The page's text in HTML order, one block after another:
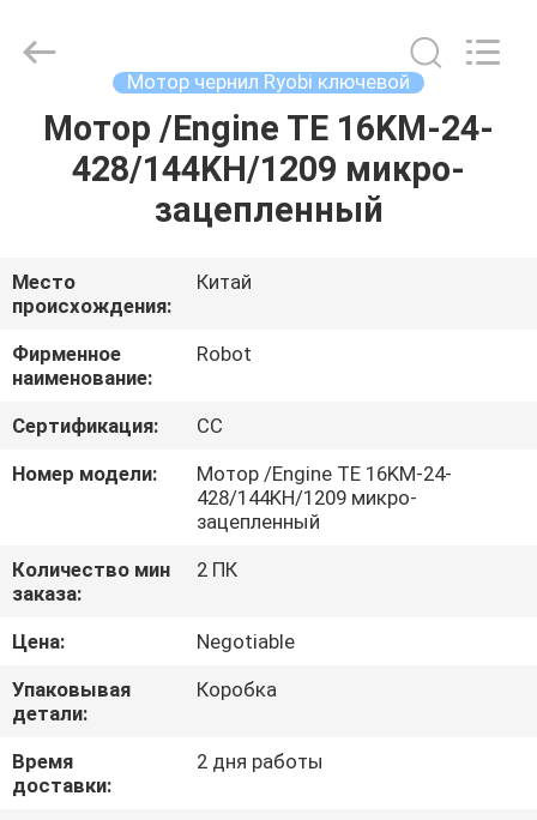
ДОМ
ПРОДУКТЫ
О
НАС
ПУТЕШЕСТВИЕ
ФАБРИКИ
КАЧЕСТВА
СВЯЖИТЕСЬ
МЫ
СПРОСИТЕ
ЦИТАТУ
поставщик.
Copyright
Мотор чернил Ryobi ключевой
Мотор /Engine TE 16KM-24-
428/144KH/1209 микро-
зацепленный
Место
происхождения:
Китай
Фирменное
наименование:
Robot
Сертификация:
CC
Номер модели:
Мотор /Engine TE 16KM-24-
428/144KH/1209 микро-
зацепленный
Количество мин
заказа:
2 ПК
Цена:
Negotiable
Упаковывая
детали:
Коробка
Время
доставки:
2 дня работы